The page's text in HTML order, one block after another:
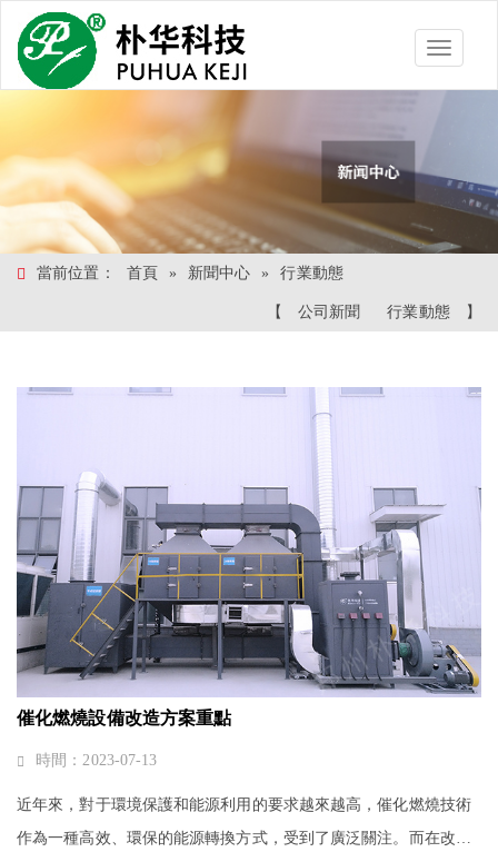
Toggle
當前位置： 首頁 » 新聞中心 » 行業動態
【 公司新聞 行業動態 】
催化燃燒設備改造方案重點
時間：2023-07-13
近年來，對于環境保護和能源利用的要求越來越高，催化燃燒技術
作為一種高效、環保的能源轉換方式，受到了廣泛關注。而在改造